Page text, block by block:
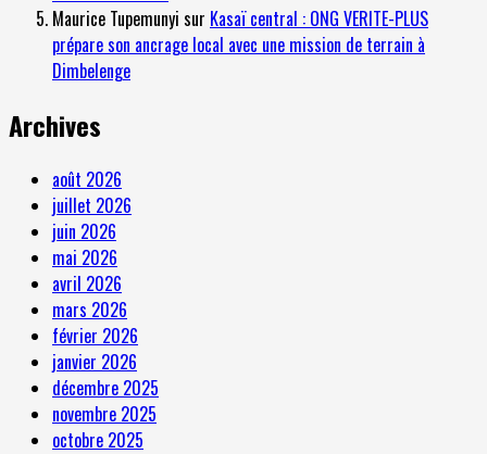
Maurice Tupemunyi sur Kasaï central : ONG VERITE-PLUS
prépare son ancrage local avec une mission de terrain à
Dimbelenge
Archives
août 2026
juillet 2026
juin 2026
mai 2026
avril 2026
mars 2026
février 2026
janvier 2026
décembre 2025
novembre 2025
octobre 2025